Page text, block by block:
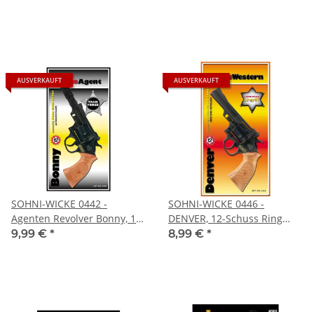
AUSVERKAUFT
SOHNI-WICKE 0442 -
Agenten Revolver Bonny, 12-
Schuss Ring
9,99 € *
AUSVERKAUFT
SOHNI-WICKE 0446 -
DENVER, 12-Schuss Ring
Agent Western Revolver
8,99 € *